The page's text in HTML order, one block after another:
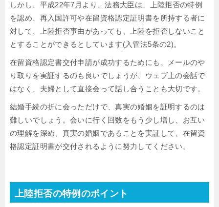
しかし、平成22年7月より、法務大臣は、上陸拒否の特例
を認め、再入国許可や在留資格認定証明書を所持する者に
対して、上陸拒否事由があっても、上陸を拒否しないこと
とすることができるとしています(入管法5条の2)。
在留資格認定書交付申請が成功するためにも、メールのや
り取りを実証するのも良いでしょうが、ウェブ上の会話で
はなく、夫婦として直接会って話し合うことも大切です。
結婚手続の折に会っただけで、真実の婚姻を証明するのは
難しいでしょう。会いに行く回数をもう少し増し、お互い
の理解を深め、真実の婚姻であることを実証して、在留資
格認定証明書が交付されるように努力してください。
上陸拒否の特例のポイント